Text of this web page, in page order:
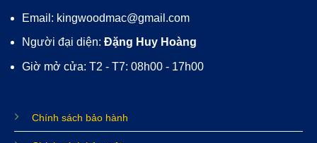
Email: kingwoodmac@gmail.com
Người đại diện: Đặng Huy Hoàng
Giờ mở cửa: T2 - T7: 08h00 - 17h00
Chính sách bảo hành